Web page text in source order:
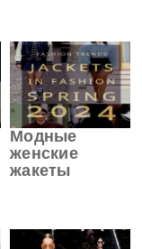
Модные
женские
жакеты